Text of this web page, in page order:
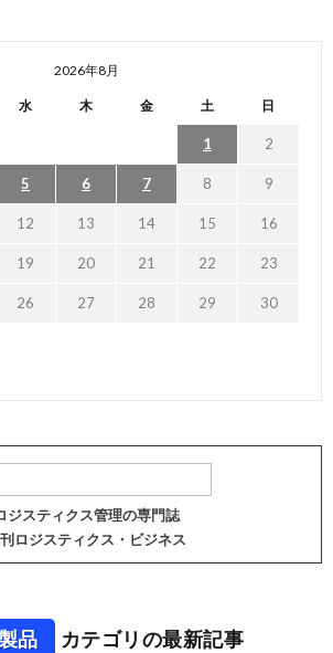
2026年8月
水 木 金 土 日
1 2
5 6 7 8 9
12 13 14 15 16
19 20 21 22 23
26 27 28 29 30
ジスティクス管理の専門誌
ロジスティクス・ビジネス
品 カテゴリの最新記事